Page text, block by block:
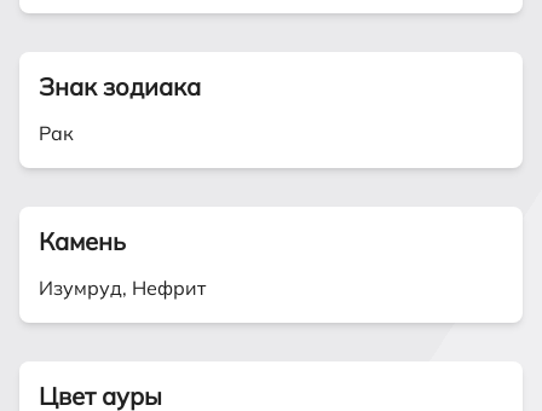
Знак зодиака
Рак
Камень
Изумруд, Нефрит
Цвет ауры